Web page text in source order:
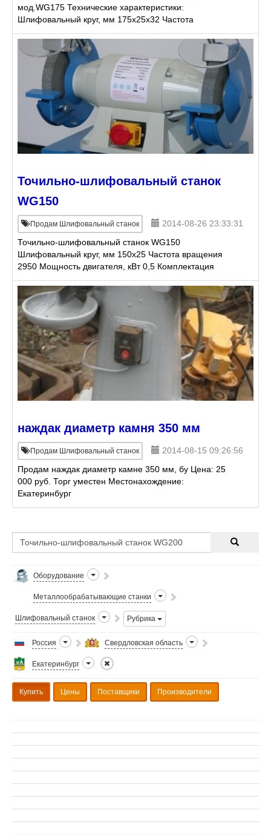
мод.WG175 Технические характеристики:
Шлифовальный круг, мм 175x25x32 Частота
вращения 2950 Мощность двигателя, кВт 0,5
Точильно-шлифовальный станок
WG150
Продам Шлифовальный станок
2014-08-26 23:33:31
Точильно-шлифовальный станок WG150
Шлифовальный круг, мм 150x25 Частота вращения
2950 Мощность двигателя, кВт 0,5 Комплектация
Руководство по эксплуатации
наждак диаметр камня 350 мм
Продам Шлифовальный станок
2014-08-15 09:26:56
Продам наждак диаметр камне 350 мм, бу Цена: 25
000 руб. Торг уместен Местонахождение:
Екатеринбург
Оборудование
Металлообрабатывающие станки
Шлифовальный станок Рубрика
Россия Свердловская область
Екатеринбург
Купить Цены Поставщики Производители